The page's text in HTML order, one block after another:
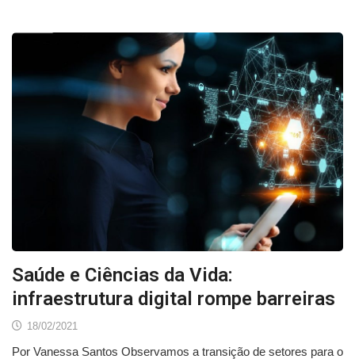
Saúde e Ciências da Vida:
infraestrutura digital rompe barreiras
18/02/2021
Por Vanessa Santos Observamos a transição de setores para o